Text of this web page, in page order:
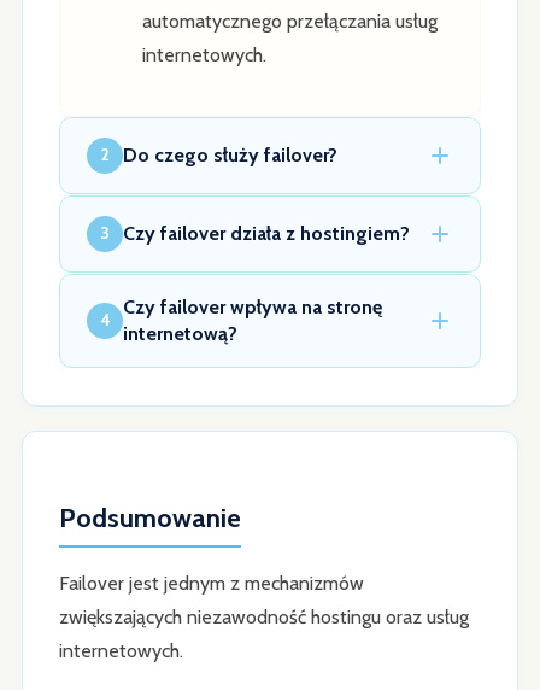
automatycznego przełączania usług
internetowych.
2 Do czego służy failover?
3 Czy failover działa z hostingiem?
4
Czy failover wpływa na stronę
internetową?
Podsumowanie
Failover jest jednym z mechanizmów
zwiększających niezawodność hostingu oraz usług
internetowych.